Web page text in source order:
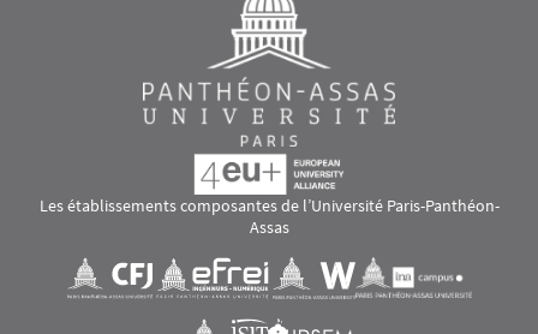
Les établissements composantes de l’Université Paris-Panthéon-
Assas
Visuel svgVisuel svg Visuel svgVisuel svg